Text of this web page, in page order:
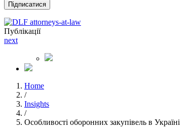
Підписатися
Публікації
next
Home
/
Insights
/
Особливості оборонних закупівель в Україні